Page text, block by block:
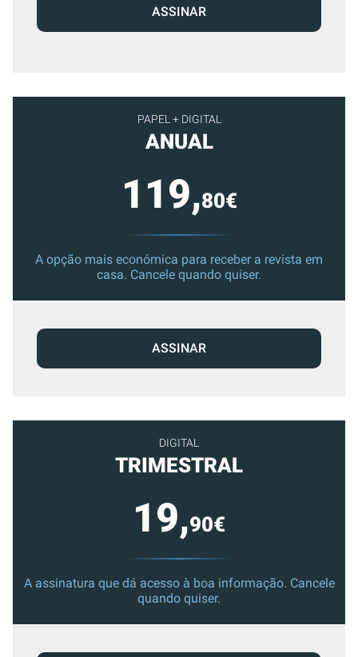
PAPEL + DIGITAL
ANUAL
119,80€
A opção mais económica para receber a revista em
casa. Cancele quando quiser.
ASSINAR
DIGITAL
TRIMESTRAL
19,90€
A assinatura que dá acesso à boa informação. Cancele
quando quiser.
ASSINAR